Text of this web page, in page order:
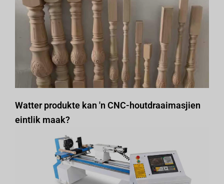
Watter produkte kan 'n CNC-houtdraaimasjien
eintlik maak?